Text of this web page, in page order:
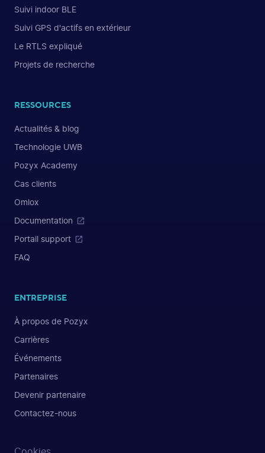
Suivi indoor BLE
Suivi GPS d'actifs en extérieur
Le RTLS expliqué
Projets de recherche
RESSOURCES
Actualités & blog
Technologie UWB
Pozyx Academy
Cas clients
Omlox
Documentation
Portail support
FAQ
ENTREPRISE
À propos de Pozyx
Carrières
Événements
Partenaires
Devenir partenaire
Contactez-nous